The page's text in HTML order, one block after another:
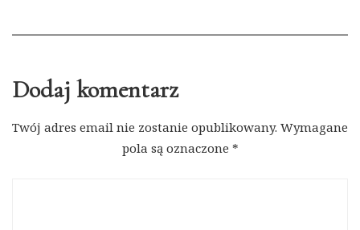
Dodaj komentarz
Twój adres email nie zostanie opublikowany. Wymagane
pola są oznaczone *